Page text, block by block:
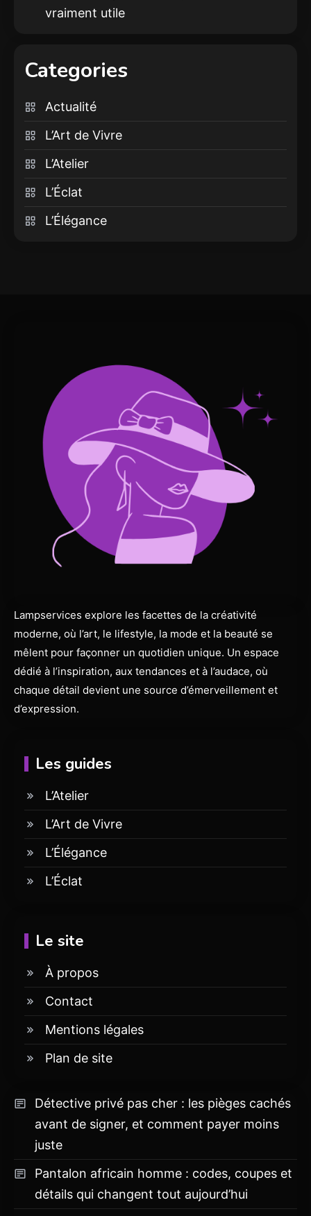
vraiment utile
Categories
Actualité
L’Art de Vivre
L’Atelier
L’Éclat
L’Élégance
Lampservices explore les facettes de la créativité
moderne, où l’art, le lifestyle, la mode et la beauté se
mêlent pour façonner un quotidien unique. Un espace
dédié à l’inspiration, aux tendances et à l’audace, où
chaque détail devient une source d’émerveillement et
d’expression.
Les guides
L’Atelier
L’Art de Vivre
L’Élégance
L’Éclat
Le site
À propos
Contact
Mentions légales
Plan de site
Détective privé pas cher : les pièges cachés
avant de signer, et comment payer moins
juste
Pantalon africain homme : codes, coupes et
détails qui changent tout aujourd’hui